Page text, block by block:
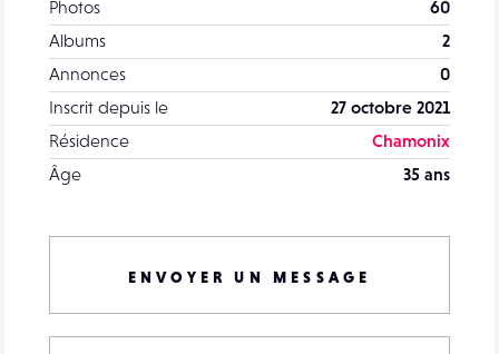
Photos
60
Albums
2
Annonces
0
Inscrit depuis le
27 octobre 2021
Résidence
Chamonix
Âge
35 ans
ENVOYER UN MESSAGE